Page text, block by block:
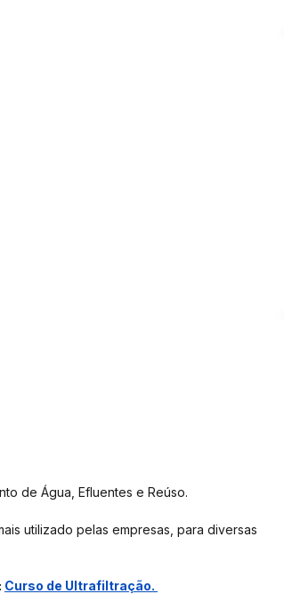
de Água, Efluentes e Reúso.
utilizado pelas empresas, para diversas
Curso de Ultrafiltração.